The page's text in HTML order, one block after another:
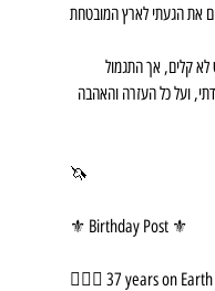
קלים, אך התגמול
ועל כל העזרה והאהבה
🦄
⚜️ Birthday Post ⚜️
🧜🏼‍♂️ 37 years on